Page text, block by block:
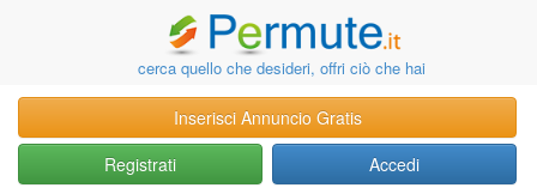
cerca quello che desideri, offri ciò che hai
Inserisci Annuncio Gratis
Registrati
Accedi